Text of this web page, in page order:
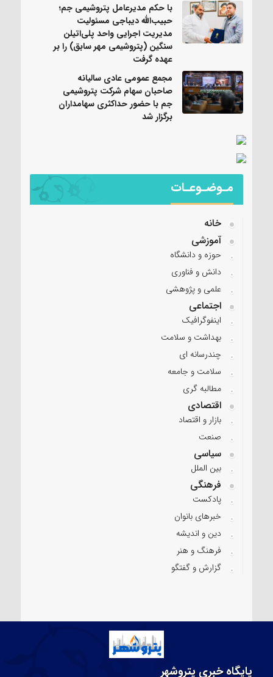
با حکم مدیرعامل پتروشیمی جم؛
حبیب‌الله دیباجی مسئولیت
مدیریت اجرایی واحد پلی‌اتیلن
سنگین (پتروشیمی مهر سابق) را بر
عهده گرفت
مجمع عمومی عادی سالیانه
صاحبان سهام شرکت پتروشیمی
جم با حضور حداکثری سهامداران
برگزار شد
مـوضـوعـات
خانه
آموزشی
حوزه و دانشگاه
دانش و فناوری
علمی و پژوهشی
اجتماعی
اینفوگرافیک
بهداشت و سلامت
چندرسانه ای
سلامت و جامعه
مطالبه گری
اقتصادی
بازار و اقتصاد
صنعت
سیاسی
بین الملل
فرهنگی
پادکست
خبرهای بانوان
دین و اندیشه
فرهنگ و هنر
گزارش و گفتگو
پایگاه خبری پتروشهر